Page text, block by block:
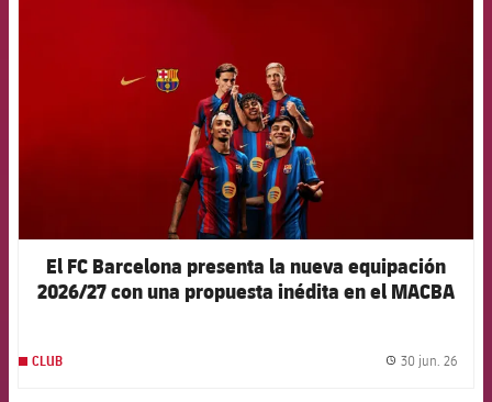
El FC Barcelona presenta la nueva equipación
2026/27 con una propuesta inédita en el MACBA
CLUB 30 jun. 26